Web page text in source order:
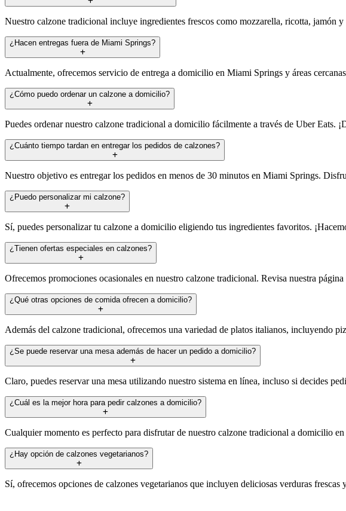
Nuestro calzone tradicional incluye ingredientes frescos como mozzarella, ricotta, jamón
¿Hacen entregas fuera de Miami Springs?
Actualmente, ofrecemos servicio de entrega a domicilio en Miami Springs y áreas
¿Cómo puedo ordenar un calzone a domicilio?
Puedes ordenar nuestro calzone tradicional a domicilio fácilmente a través de Uber Eats.
¿Cuánto tiempo tardan en entregar los pedidos de calzones?
Nuestro objetivo es entregar los pedidos en menos de 30 minutos en Miami Springs.
¿Puedo personalizar mi calzone?
Sí, puedes personalizar tu calzone a domicilio eligiendo tus ingredientes favoritos.
¿Tienen ofertas especiales en calzones?
Ofrecemos promociones ocasionales en nuestro calzone tradicional. Revisa nuestra
¿Qué otras opciones de comida ofrecen a domicilio?
Además del calzone tradicional, ofrecemos una variedad de platos italianos, incluyendo
¿Se puede reservar una mesa además de hacer un pedido a domicilio?
Claro, puedes reservar una mesa utilizando nuestro sistema en línea, incluso si decides
¿Cuál es la mejor hora para pedir calzones a domicilio?
Cualquier momento es perfecto para disfrutar de nuestro calzone tradicional a domicilio
¿Hay opción de calzones vegetarianos?
Sí, ofrecemos opciones de calzones vegetarianos que incluyen deliciosas verduras